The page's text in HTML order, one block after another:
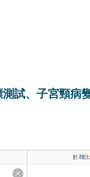
試、子宮頸病